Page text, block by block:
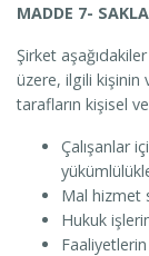
MADDE 7-
Şirket
üzere, ilgili kişinin
tarafların kişisel
Çalışanlar
Mal hizmet
Hukuk